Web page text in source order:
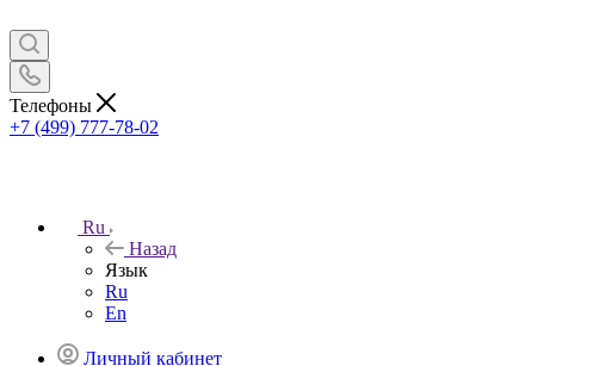
Телефоны
+7 (499) 777-78-02
Ru
Назад
Язык
Ru
En
Личный кабинет